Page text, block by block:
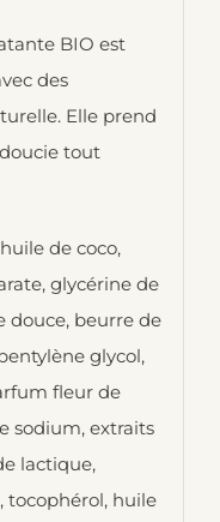
BIO est
des
Elle prend
tout
de coco,
glycérine de
douce, beurre de
glycol,
fleur de
sodium, extraits
lactique,
tocophérol, huile